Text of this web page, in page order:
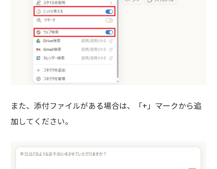
また、添付ファイルがある場合は、「+」マークから追
加してください。